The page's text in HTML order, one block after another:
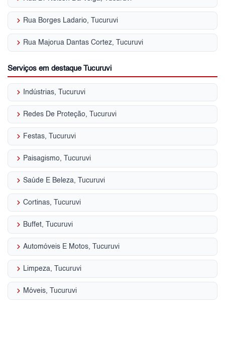
keyboard_arrow_right Rua Borges Ladario, Tucuruvi
keyboard_arrow_right Rua Majorua Dantas Cortez, Tucuruvi
Serviços em destaque Tucuruvi
keyboard_arrow_right Indústrias, Tucuruvi
keyboard_arrow_right Redes De Proteção, Tucuruvi
keyboard_arrow_right Festas, Tucuruvi
keyboard_arrow_right Paisagismo, Tucuruvi
keyboard_arrow_right Saúde E Beleza, Tucuruvi
keyboard_arrow_right Cortinas, Tucuruvi
keyboard_arrow_right Buffet, Tucuruvi
keyboard_arrow_right Automóveis E Motos, Tucuruvi
keyboard_arrow_right Limpeza, Tucuruvi
keyboard_arrow_right Móveis, Tucuruvi